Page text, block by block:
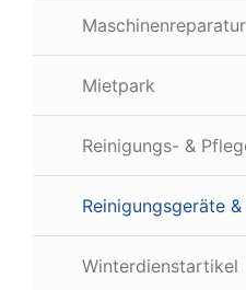
Maschinenreparatur
Mietpark
Reinigungs- &
Reinigungsgeräte
Winterdienstartikel